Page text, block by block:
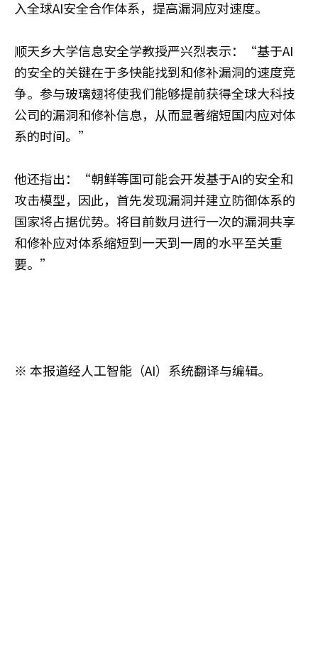
入全球AI安全合作体系，提高漏洞应对速度。
顺天乡大学信息安全学教授严兴烈表示：“基于AI
的安全的关键在于多快能找到和修补漏洞的速度竞
争。参与玻璃翅将使我们能够提前获得全球大科技
公司的漏洞和修补信息，从而显著缩短国内应对体
系的时间。”
他还指出：“朝鲜等国可能会开发基于AI的安全和
攻击模型，因此，首先发现漏洞并建立防御体系的
国家将占据优势。将目前数月进行一次的漏洞共享
和修补应对体系缩短到一天到一周的水平至关重
要。”
※ 本报道经人工智能（AI）系统翻译与编辑。